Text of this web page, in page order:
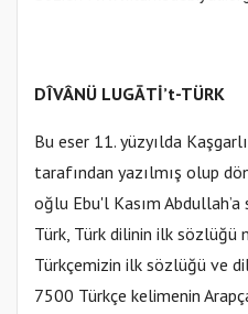
DÎVÂNÜ LUGĀTİ’t-TÜRK
Bu eser 11. yüzyılda
tarafından yazılmış olup
oğlu Ebu'l Kasım
Türk, Türk dilinin ilk sözlüğü
Türkçemizin ilk sözlüğü ve
7500 Türkçe kelimenin